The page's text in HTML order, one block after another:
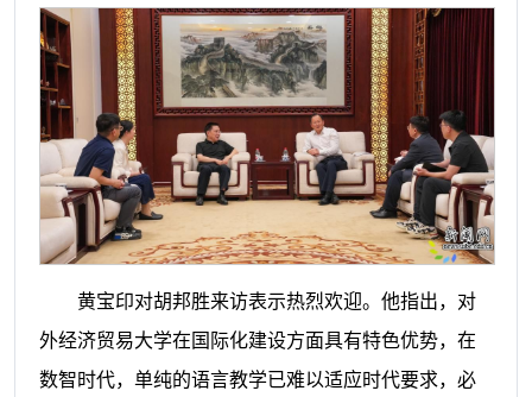
黄宝印对胡邦胜来访表示热烈欢迎。他指出，对
外经济贸易大学在国际化建设方面具有特色优势，在
数智时代，单纯的语言教学已难以适应时代要求，必